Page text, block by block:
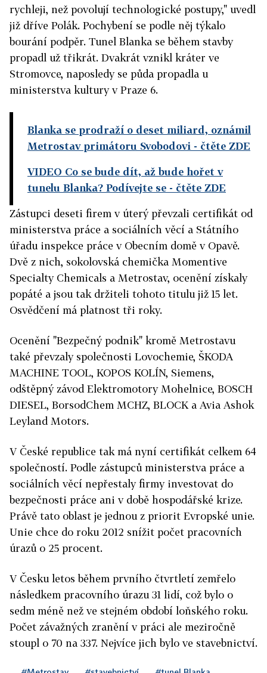
rychleji, než povolují technologické postupy," uvedl
již dříve Polák. Pochybení se podle něj týkalo
bourání podpěr. Tunel Blanka se během stavby
propadl už třikrát. Dvakrát vznikl kráter ve
Stromovce, naposledy se půda propadla u
ministerstva kultury v Praze 6.
Blanka se prodraží o deset miliard, oznámil
Metrostav primátoru Svobodovi - čtěte ZDE
VIDEO Co se bude dít, až bude hořet v
tunelu Blanka? Podívejte se - čtěte ZDE
Zástupci deseti firem v úterý převzali certifikát od
ministerstva práce a sociálních věcí a Státního
úřadu inspekce práce v Obecním domě v Opavě.
Dvě z nich, sokolovská chemička Momentive
Specialty Chemicals a Metrostav, ocenění získaly
popáté a jsou tak držiteli tohoto titulu již 15 let.
Osvědčení má platnost tři roky.
Ocenění "Bezpečný podnik" kromě Metrostavu
také převzaly společnosti Lovochemie, ŠKODA
MACHINE TOOL, KOPOS KOLÍN, Siemens,
odštěpný závod Elektromotory Mohelnice, BOSCH
DIESEL, BorsodChem MCHZ, BLOCK a Avia Ashok
Leyland Motors.
V České republice tak má nyní certifikát celkem 64
společností. Podle zástupců ministerstva práce a
sociálních věcí nepřestaly firmy investovat do
bezpečnosti práce ani v době hospodářské krize.
Právě tato oblast je jednou z priorit Evropské unie.
Unie chce do roku 2012 snížit počet pracovních
úrazů o 25 procent.
V Česku letos během prvního čtvrtletí zemřelo
následkem pracovního úrazu 31 lidí, což bylo o
sedm méně než ve stejném období loňského roku.
Počet závažných zranění v práci ale meziročně
stoupl o 70 na 337. Nejvíce jich bylo ve stavebnictví.